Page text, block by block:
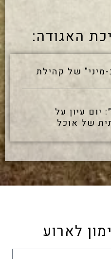
האגודה:
מיני" של קהילת
יום עיון על
של אוכל
לארוע